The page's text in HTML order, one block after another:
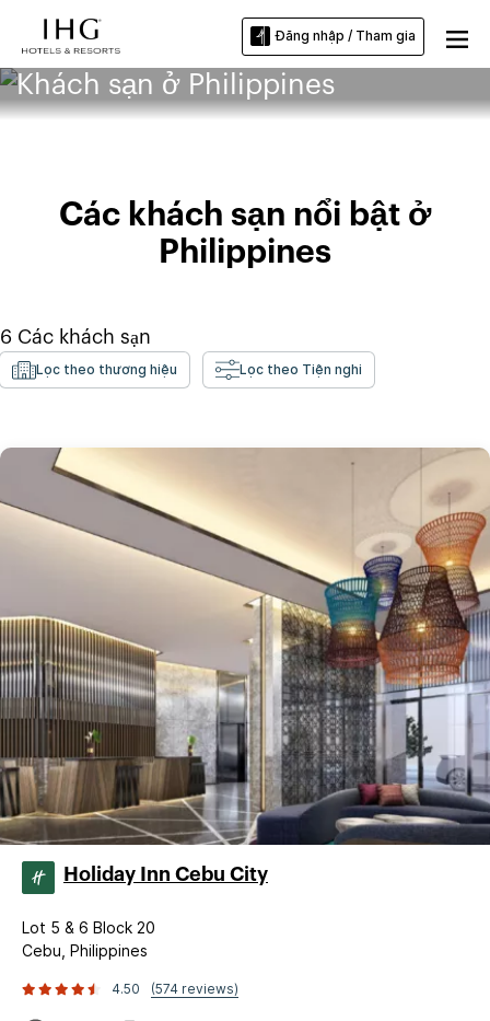
Đăng nhập / Tham gia
Khách sạn ở Philippines
Các khách sạn nổi bật ở
Philippines
6 Các khách sạn
Lọc theo thương hiệu Lọc theo Tiện nghi
Holiday Inn Cebu City
Lot 5 & 6 Block 20
Cebu, Philippines
4.50 (574 reviews)